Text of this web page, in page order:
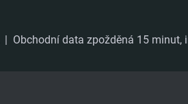
| Obchodní data zpožděná 15 minut,